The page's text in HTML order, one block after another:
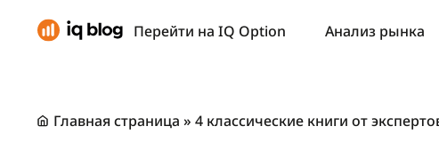
Перейти на IQ Option Анализ рынка
Главная страница » 4 классические книги от